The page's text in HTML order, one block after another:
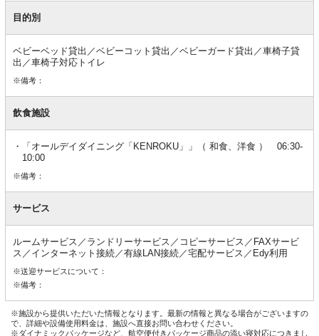
目的別
ベビーベッド貸出／ベビーコット貸出／ベビーガード貸出／車椅子貸
出／車椅子対応トイレ
※備考：
飲食施設
「オールデイダイニング「KENROKU」」（ 和食、洋食 ） 06:30-
10:00
※備考：
サービス
ルームサービス／ランドリーサービス／コピーサービス／FAXサービ
ス／インターネット接続／有線LAN接続／宅配サービス／Edy利用
※送迎サービスについて：
※備考：
※施設から提供いただいた情報となります。最新の情報と異なる場合がございますの
で、詳細や設備使用料金は、施設へ直接お問い合わせください。
※ダイナミックパッケージなど、航空便付きパッケージ商品の添い寝対応につきまし